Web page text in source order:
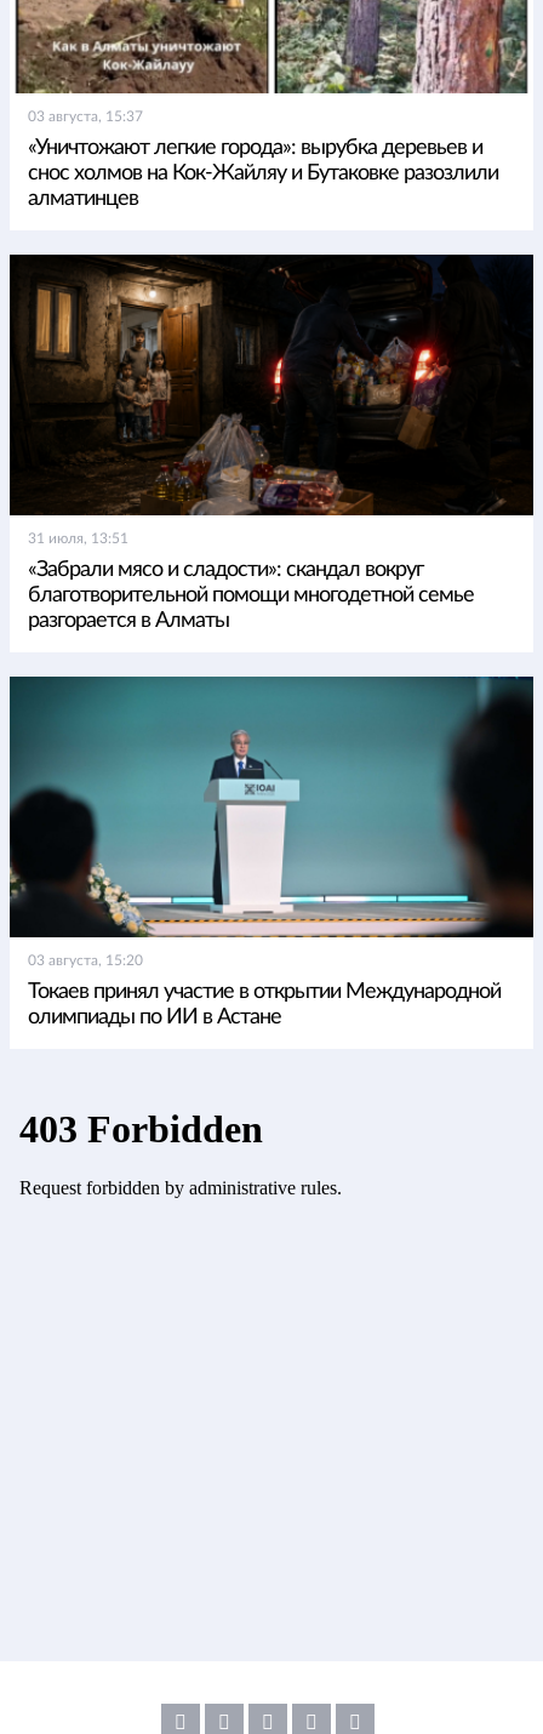
03 августа, 15:37
«Уничтожают легкие города»: вырубка деревьев и
снос холмов на Кок-Жайляу и Бутаковке разозлили
алматинцев
31 июля, 13:51
«Забрали мясо и сладости»: скандал вокруг
благотворительной помощи многодетной семье
разгорается в Алматы
03 августа, 15:20
Токаев принял участие в открытии Международной
олимпиады по ИИ в Астане